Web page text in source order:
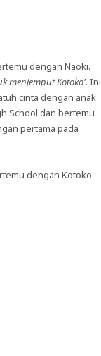
dengan Naoki.
menjemput Kotoko'. Ini
cinta dengan anak
School dan bertemu
pertama pada
dengan Kotoko